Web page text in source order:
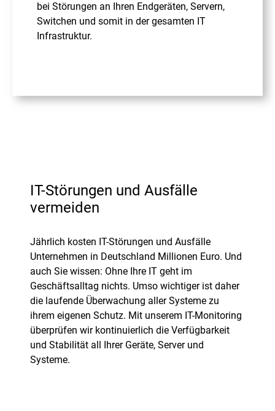
bei Störungen an Ihren Endgeräten, Servern,
Switchen und somit in der gesamten IT
Infrastruktur.
IT-Störungen und Ausfälle
vermeiden
Jährlich kosten IT-Störungen und Ausfälle
Unternehmen in Deutschland Millionen Euro. Und
auch Sie wissen: Ohne Ihre IT geht im
Geschäftsalltag nichts. Umso wichtiger ist daher
die laufende Überwachung aller Systeme zu
ihrem eigenen Schutz. Mit unserem IT-Monitoring
überprüfen wir kontinuierlich die Verfügbarkeit
und Stabilität all Ihrer Geräte, Server und
Systeme.